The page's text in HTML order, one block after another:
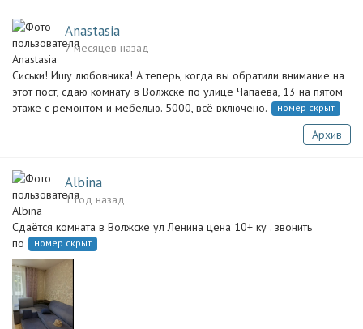
Anastasia
7 месяцев назад
Сиськи! Ищу любовника! А теперь, когда вы обратили внимание на
этот пост, сдаю комнату в Волжске по улице Чапаева, 13 на пятом
этаже с ремонтом и мебелью. 5000, всё включено.
номер скрыт
Архив
Albina
1 год назад
Сдаётся комната в Волжске ул Ленина цена 10+ ку . звонить
по
номер скрыт